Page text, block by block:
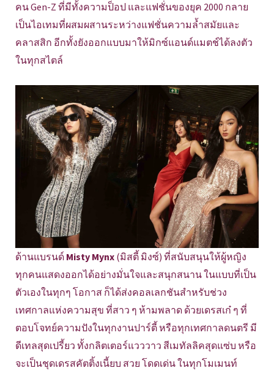
คน Gen-Z ที่มีทั้งความป็อป และแฟชั่นของยุค 2000 กลาย
เป็นไอเทมที่ผสมผสานระหว่างแฟชั่นความล้ำสมัยและ
คลาสสิก อีกทั้งยังออกแบบมาให้มิกซ์แอนด์แมตช์ได้ลงตัว
ในทุกสไตล์
ด้านแบรนด์ Misty Mynx (มิสตี้ มิงซ์) ที่สนับสนุนให้ผู้หญิง
ทุกคนแสดงออกได้อย่างมั่นใจและสนุกสนาน ในแบบที่เป็น
ตัวเองในทุกๆ โอกาส ก็ได้ส่งคอลเลกชันสำหรับช่วง
เทศกาลแห่งความสุข ที่สาว ๆ ห้ามพลาด ด้วยเดรสเก๋ ๆ ที่
ตอบโจทย์ความปังในทุกงานปาร์ตี้ หรือทุกเทศกาลดนตรี มี
ดีเทลสุดเปรี้ยว ทั้งกลิตเตอร์แวววาว สีเมทัลลิคสุดแซ่บ หรือ
จะเป็นชุดเดรสคัตติ้งเนี้ยบ สวย โดดเด่น ในทุกโมเมนท์